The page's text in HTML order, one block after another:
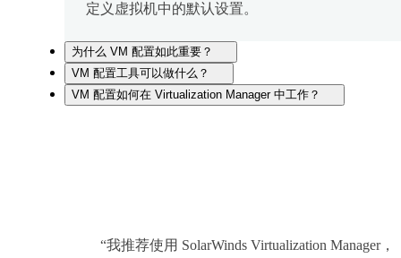
定义虚拟机中的默认设置。
为什么 VM 配置如此重要？
VM 配置工具可以做什么？
VM 配置如何在 Virtualization Manager 中工作？
“我推荐使用 SolarWinds Virtualization Manager，